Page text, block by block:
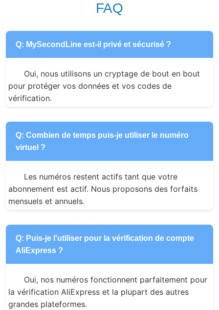
FAQ
Q: MySecondLine est-il privé et sécurisé ?
Oui, nous utilisons un cryptage de bout en bout
pour protéger vos données et vos codes de
vérification.
Q: Combien de temps puis-je utiliser le numéro
virtuel ?
Les numéros restent actifs tant que votre
abonnement est actif. Nous proposons des forfaits
mensuels et annuels.
Q: Puis-je l'utiliser pour la vérification de compte
AliExpress ?
Oui, nos numéros fonctionnent parfaitement pour
la vérification AliExpress et la plupart des autres
grandes plateformes.